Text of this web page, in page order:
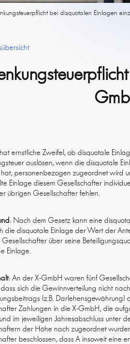
bei disquotalen Einlagen
ernstliche Zweifel, ob disquotale
auslösen, wenn die disquotale
personenbezogen zugeordnet wird
Einlage diesem Gesellschafter
übrigen Gesellschafter fehlen.
: Nach dem Gesetz kann eine
die disquotale Einlage der Wert der
Gesellschafter über seine
Einlage.
: An der X-GmbH waren fünf
sich die Gewinnverteilung nicht
(z.B.
Zahlungen in die X-GmbH, die
im jeweiligen Jahresabschluss unter
der Höhe nach zugeordnet
beschlossen, dass A insoweit eine